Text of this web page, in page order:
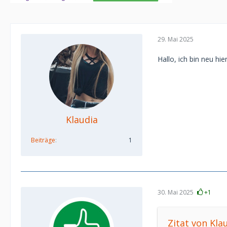
Klaudia
Beiträge 1
29. Mai 2025
Hallo, ich bin neu hier
30. Mai 2025 +1
Zitat von